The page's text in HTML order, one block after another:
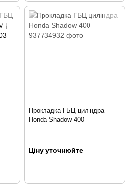
Прокладка ГБЦ циліндра
Honda Shadow 400
Ціну уточнюйте